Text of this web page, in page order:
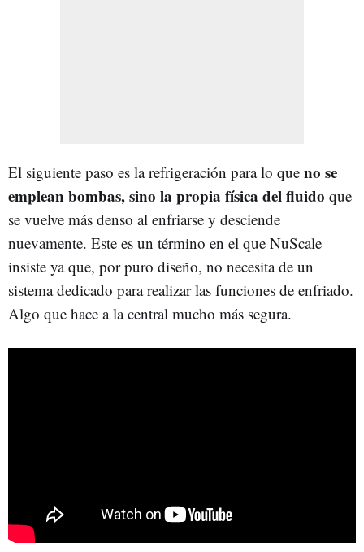
El siguiente paso es la refrigeración para lo que no se
emplean bombas, sino la propia física del fluido que
se vuelve más denso al enfriarse y desciende
nuevamente. Este es un término en el que NuScale
insiste ya que, por puro diseño, no necesita de un
sistema dedicado para realizar las funciones de enfriado.
Algo que hace a la central mucho más segura.